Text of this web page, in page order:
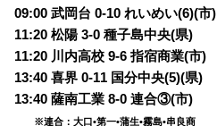
09:00 武岡台 0-10 れいめい(6)(市)
11:20 松陽 3-0 種子島中央(県)
11:20 川内高校 9-6 指宿商業(市)
13:40 喜界 0-11 国分中央(5)(県)
13:40 薩南工業 8-0 連合③(市)
※連合：大口•第一•蒲生•霧島•串良商